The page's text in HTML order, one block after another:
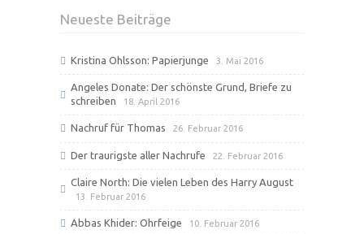
Neueste Beiträge
Kristina Ohlsson: Papierjunge 3. Mai 2016
Angeles Donate: Der schönste Grund, Briefe zu
schreiben
18. April 2016
Nachruf für Thomas 26. Februar 2016
Der traurigste aller Nachrufe 22. Februar 2016
Claire North: Die vielen Leben des Harry August
13. Februar 2016
Abbas Khider: Ohrfeige 10. Februar 2016